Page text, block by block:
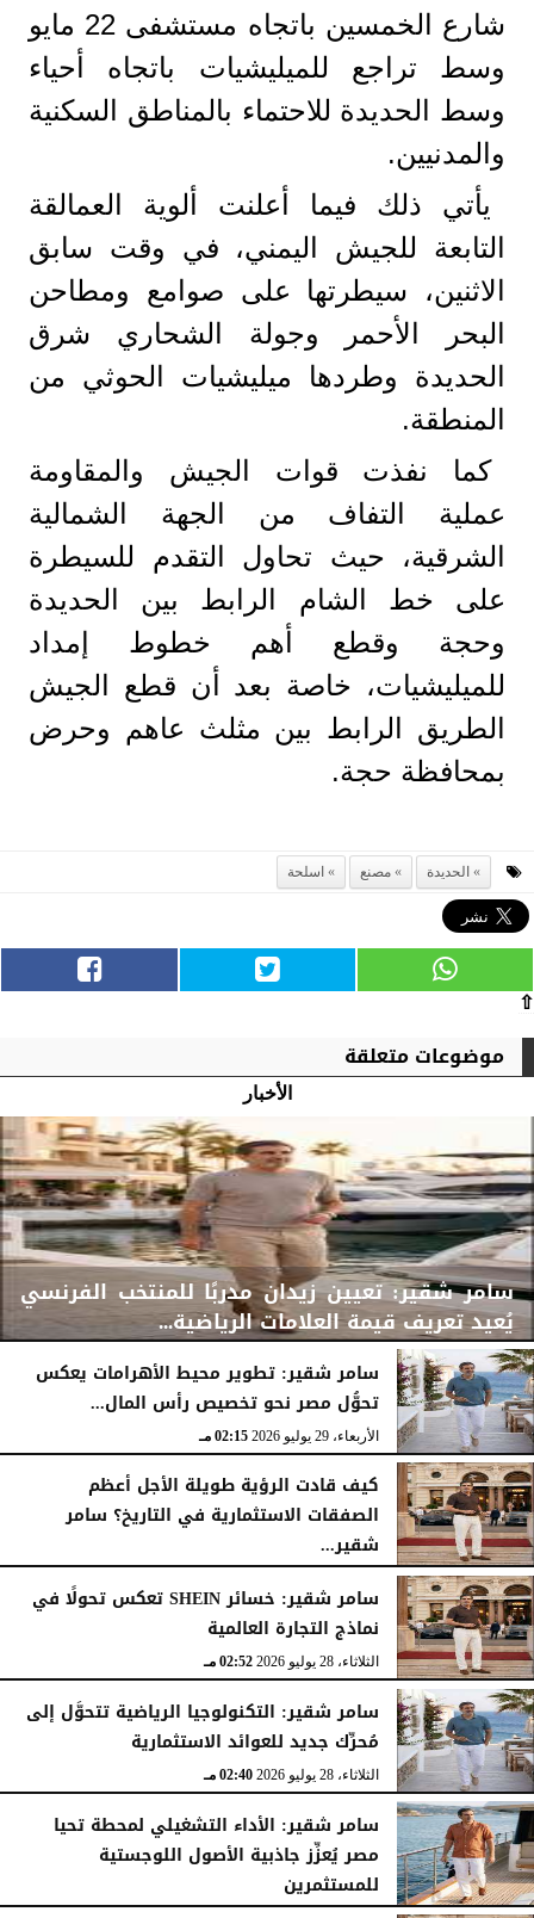
شارع الخمسين باتجاه مستشفى 22 مايو
وسط تراجع للميليشيات باتجاه أحياء
وسط الحديدة للاحتماء بالمناطق السكنية
والمدنيين.
يأتي ذلك فيما أعلنت ألوية العمالقة
التابعة للجيش اليمني، في وقت سابق
الاثنين، سيطرتها على صوامع ومطاحن
البحر الأحمر وجولة الشحاري شرق
الحديدة وطردها ميليشيات الحوثي من
المنطقة.
كما نفذت قوات الجيش والمقاومة
عملية التفاف من الجهة الشمالية
الشرقية، حيث تحاول التقدم للسيطرة
على خط الشام الرابط بين الحديدة
وحجة وقطع أهم خطوط إمداد
للميليشيات، خاصة بعد أن قطع الجيش
الطريق الرابط بين مثلث عاهم وحرض
بمحافظة حجة.
الحديدة مصنع اسلحة
⇧
موضوعات متعلقة
الأخبار
سامر شقير: تعيين زيدان مدربًا للمنتخب الفرنسي
يُعيد تعريف قيمة العلامات الرياضية...
الأربعاء، 29 يوليو 2026 02:25 مـ
سامر شقير: تطوير محيط الأهرامات يعكس
تحوُّل مصر نحو تخصيص رأس المال...
الأربعاء، 29 يوليو 2026 02:15 مـ
كيف قادت الرؤية طويلة الأجل أعظم
الصفقات الاستثمارية في التاريخ؟ سامر
شقير...
الثلاثاء، 28 يوليو 2026 03:49 مـ
سامر شقير: خسائر SHEIN تعكس تحولًا في
نماذج التجارة العالمية
الثلاثاء، 28 يوليو 2026 02:52 مـ
سامر شقير: التكنولوجيا الرياضية تتحوَّل إلى
مُحرِّك جديد للعوائد الاستثمارية
الثلاثاء، 28 يوليو 2026 02:40 مـ
سامر شقير: الأداء التشغيلي لمحطة تحيا
مصر يُعزِّز جاذبية الأصول اللوجستية
للمستثمرين